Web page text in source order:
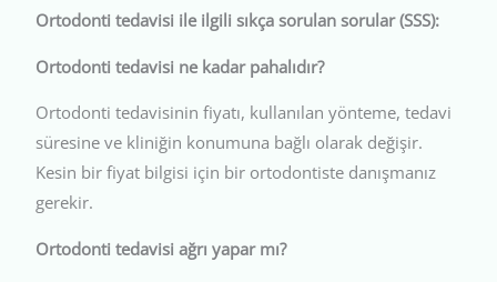
Ortodonti tedavisi ile ilgili sıkça sorulan sorular (SSS):
Ortodonti tedavisi ne kadar pahalıdır?
Ortodonti tedavisinin fiyatı, kullanılan yönteme, tedavi
süresine ve kliniğin konumuna bağlı olarak değişir.
Kesin bir fiyat bilgisi için bir ortodontiste danışmanız
gerekir.
Ortodonti tedavisi ağrı yapar mı?